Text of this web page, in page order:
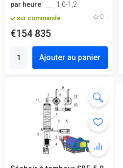
par heure
1,0-1,2
sur commande 0
€154 835
Ajouter au panier